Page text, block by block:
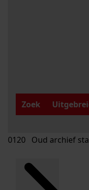
Zoek
0120 Oud archief